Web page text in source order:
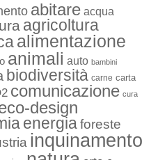
abitare acqua
agricoltura
alimentazione
animali auto bambini
biodiversità carne carta
comunicazione cura
design
energiaforeste
inquinamento